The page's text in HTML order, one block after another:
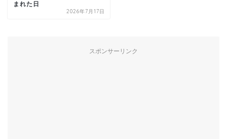
まれた日
2026年7月17日
スポンサーリンク